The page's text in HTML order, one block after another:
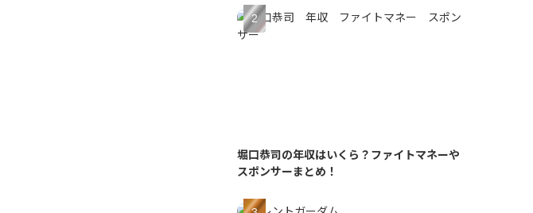
堀口恭司の年収はいくら？ファイトマネーや
スポンサーまとめ！